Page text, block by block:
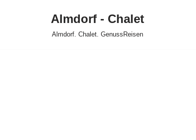
Almdorf - Chalet
Almdorf. Chalet. GenussReisen